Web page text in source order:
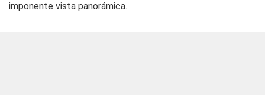
imponente vista panorámica.